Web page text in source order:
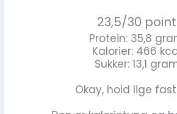
23,5/30 point
Protein: 35,8
Kalorier: 466
Sukker: 13,1
Okay, hold lige